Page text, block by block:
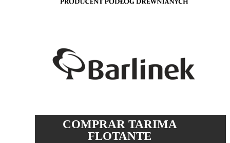
COMPRAR TARIMA
FLOTANTE